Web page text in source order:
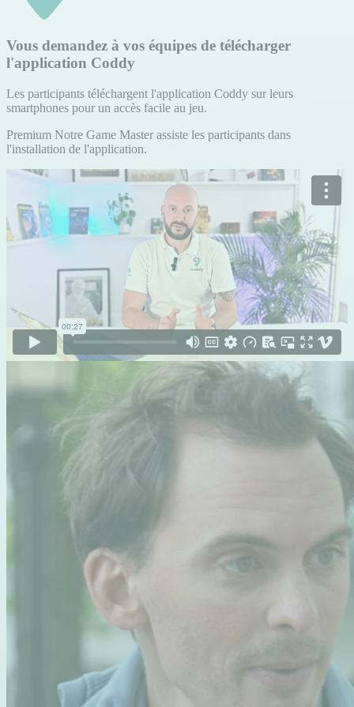
Vous demandez à vos équipes de télécharger
l'application Coddy
Les participants téléchargent l'application Coddy sur leurs
smartphones pour un accès facile au jeu.
Premium Notre Game Master assiste les participants dans
l'installation de l'application.